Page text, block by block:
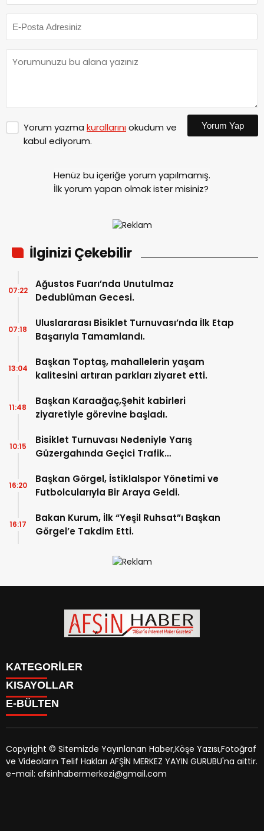
Yorum yazma kurallarınıokudum ve
kabul ediyorum.
Yorum Yap
Henüz bu içeriğe yorum yapılmamış.
İlk yorum yapan olmak ister misiniz?
İlginizi Çekebilir
Ağustos Fuarı’nda Unutulmaz
Dedublüman Gecesi.
07:22
Uluslararası Bisiklet Turnuvası’nda İlk Etap
Başarıyla Tamamlandı.
07:18
Başkan Toptaş, mahallelerin yaşam
kalitesini artıran parkları ziyaret etti.
13:04
Başkan Karaağaç,Şehit kabirleri
ziyaretiyle görevine başladı.
11:48
Bisiklet Turnuvası Nedeniyle Yarış
Güzergahında Geçici Trafik
10:15
Başkan Görgel, İstiklalspor Yönetimi ve
Futbolcularıyla Bir Araya Geldi.
16:20
Bakan Kurum, İlk “Yeşil Ruhsat”ı Başkan
Görgel’e Takdim Etti.
16:17
KATEGORİLER
SİYASET
EĞİTİM
MAGAZİN
MANŞETLER
ÖZEL HABER
KISAYOLLAR
SİYASET
EĞİTİM
KÜLTÜR SANAT
MAGAZİN
MANŞETLER
E-BÜLTEN
afsinhaber.com e-bültenine abone olarak, tarafınıza haber,
duyuru ve kampanya içerikli e-postaların gönderilmesini
Copyright © Sitemizde Yayınlanan Haber,Köşe Yazısı,Fotoğraf
ve Videoların Telif Hakları AFŞİN MERKEZ YAYIN GURUBU'na aittir.
e-mail: afsinhabermerkezi@gmail.com